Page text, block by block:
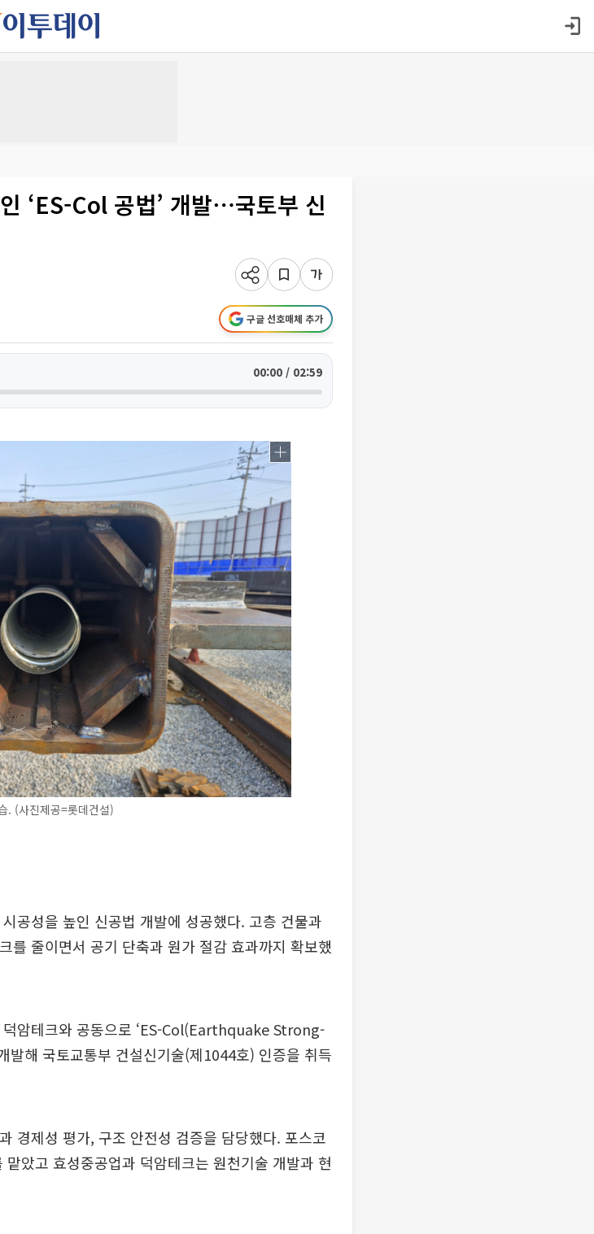
‘ES-Col 공법’ 개발⋯국토부 신
구글 선호매체 추가
00:00 / 02:59
. (사진제공=롯데건설)
공성을 높인 신공법 개발에 성공했다. 고층 건물과
를 줄이면서 공기 단축과 원가 절감 효과까지 확보했
암테크와 공동으로 ‘ES-Col(Earthquake Strong-
발해 국토교통부 건설신기술(제1044호) 인증을 취득
경제성 평가, 구조 안전성 검증을 담당했다. 포스코
았고 효성중공업과 덕암테크는 원천기술 개발과 현